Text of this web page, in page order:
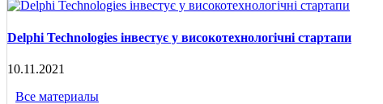
Delphi Technologies інвестує у високотехнологічні стартапи
10.11.2021
Все материалы